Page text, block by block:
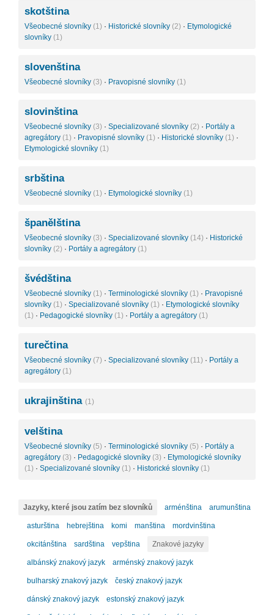
skotština
Všeobecné slovníky (1) · Historické slovníky (2) · Etymologické
slovníky (1)
slovenština
Všeobecné slovníky (3) · Pravopisné slovníky (1)
slovinština
Všeobecné slovníky (3) · Specializované slovníky (2) · Portály a
agregátory (1) · Pravopisné slovníky (1) · Historické slovníky (1) ·
Etymologické slovníky (1)
srbština
Všeobecné slovníky (1) · Etymologické slovníky (1)
španělština
Všeobecné slovníky (3) · Specializované slovníky (14) · Historické
slovníky (2) · Portály a agregátory (1)
švédština
Všeobecné slovníky (1) · Terminologické slovníky (1) · Pravopisné
slovníky (1) · Specializované slovníky (1) · Etymologické slovníky
(1) · Pedagogické slovníky (1) · Portály a agregátory (1)
turečtina
Všeobecné slovníky (7) · Specializované slovníky (11) · Portály a
agregátory (1)
ukrajinština (1)
velština
Všeobecné slovníky (5) · Terminologické slovníky (5) · Portály a
agregátory (3) · Pedagogické slovníky (3) · Etymologické slovníky
(1) · Specializované slovníky (1) · Historické slovníky (1)
Jazyky, které jsou zatím bez slovníků arménština arumunština
asturština hebrejština komi manština mordvinština
okcitánština sardština vepština Znakové jazyky
albánský znakový jazyk arménský znakový jazyk
bulharský znakový jazyk český znakový jazyk
dánský znakový jazyk estonský znakový jazyk